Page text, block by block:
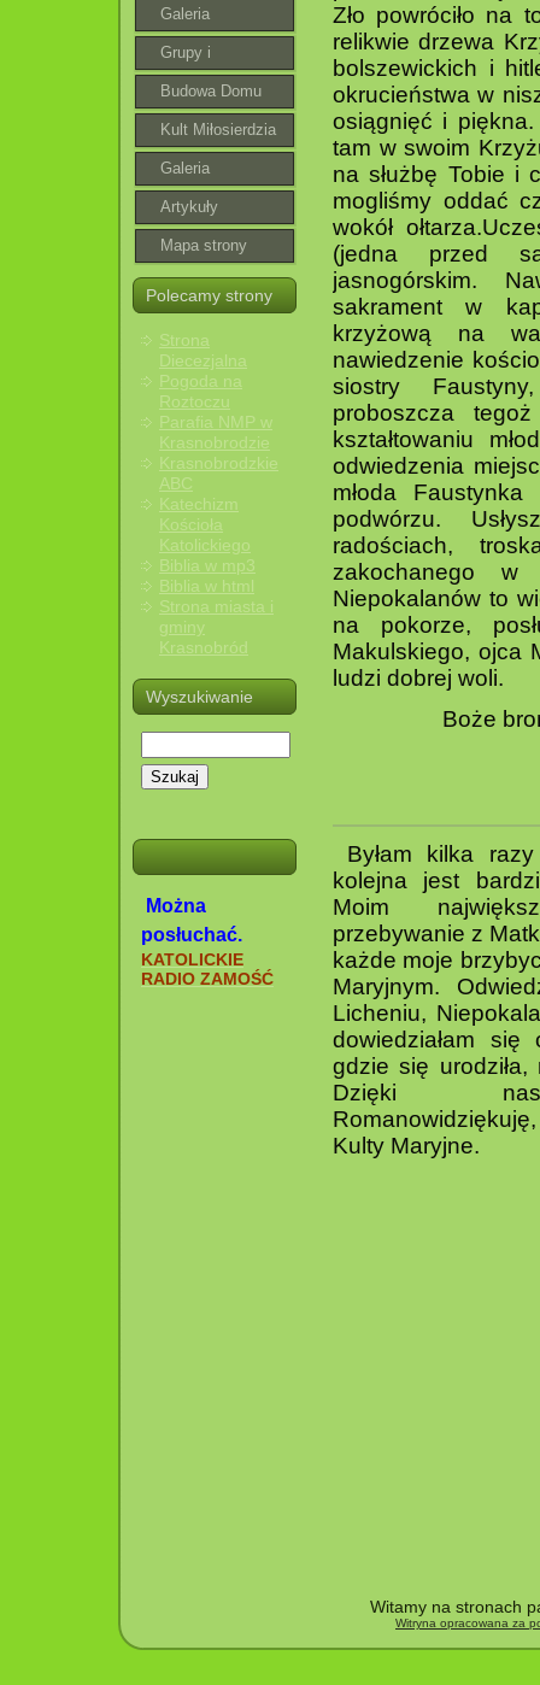
Galeria
Grupy i
wspólnoty
Budowa Domu
Parafialnego
Kult Miłosierdzia
Bożego
Galeria
roztoczańska
Artykuły
Mapa strony
Polecamy strony
Strona
Diecezjalna
Pogoda na
Roztoczu
Parafia NMP w
Krasnobrodzie
Krasnobrodzkie
ABC
Katechizm
Kościoła
Katolickiego
Biblia w mp3
Biblia w html
Strona miasta i
gminy
Krasnobród
Wyszukiwanie
Szukaj
Można
posłuchać.
KATOLICKIE
RADIO ZAMOŚĆ
Zło powróciło na
relikwie drzewa
bolszewickich i
okrucieństwa w
osiągnięć i
tam w swoim
na służbę Tobie i
mogliśmy oddać
wokół
(jedna przed
jasnogórskim.
sakrament w
krzyżową na
nawiedzenie
siostry
proboszcza
kształtowaniu
odwiedzenia
młoda
podwórzu.
radościach,
zakochanego w
Niepokalanów to
na pokorze,
Makulskiego, ojca
ludzi dobrej woli.
Boże
Byłam kilka
kolejna jest
Moim
przebywanie z
każde moje
Maryjnym.
Licheniu,
dowiedziałam
gdzie się urodziła,
Dzięki
Kulty Maryjne.
Witamy na stronach
Witryna opracowana za